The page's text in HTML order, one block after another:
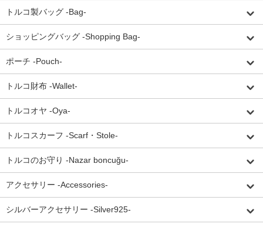
トルコ製バッグ -Bag-
ショッピングバッグ -Shopping Bag-
ポーチ -Pouch-
トルコ財布 -Wallet-
トルコオヤ -Oya-
トルコスカーフ -Scarf・Stole-
トルコのお守り -Nazar boncuğu-
アクセサリー -Accessories-
シルバーアクセサリー -Silver925-